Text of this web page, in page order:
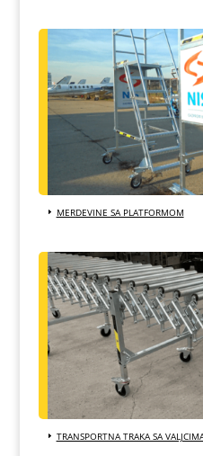
MERDEVINE SA PLATFORMOM
TRANSPORTNA TRAKA SA